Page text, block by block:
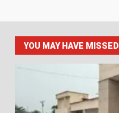
YOU MAY HAVE MISSED